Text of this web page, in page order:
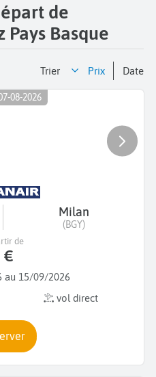
de
Basque
Trier prix date
08-2026
Milan
(BGY)
au 15/09/2026
vol direct
de
€